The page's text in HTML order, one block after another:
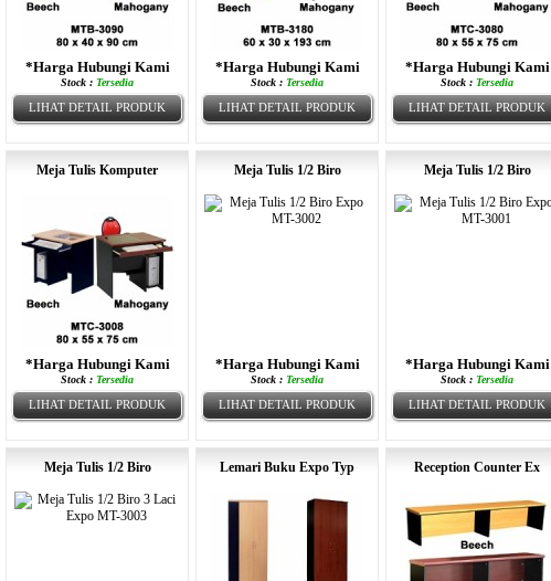
*Harga Hubungi Kami
Stock : Tersedia
LIHAT DETAIL PRODUK
*Harga Hubungi Kami
Stock : Tersedia
LIHAT DETAIL PRODUK
*Harga Hubungi Kami
Stock : Tersedia
LIHAT DETAIL PRODUK
Meja Tulis Komputer
*Harga Hubungi Kami
Stock : Tersedia
LIHAT DETAIL PRODUK
Meja Tulis 1/2 Biro
*Harga Hubungi Kami
Stock : Tersedia
LIHAT DETAIL PRODUK
Meja Tulis 1/2 Biro
*Harga Hubungi Kami
Stock : Tersedia
LIHAT DETAIL PRODUK
Meja Tulis 1/2 Biro Lemari Buku Expo Typ Reception Counter Ex